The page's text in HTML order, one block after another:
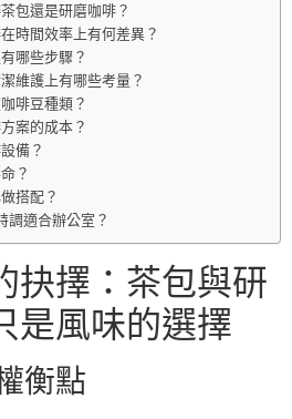
包還是研磨咖啡？
時間效率上有何差異？
哪些步驟？
維護上有哪些考量？
啡豆種類？
案的成本？
備？
？
搭配？
調適合辦公室？
抉擇：茶包與研
是風味的選擇
衡點